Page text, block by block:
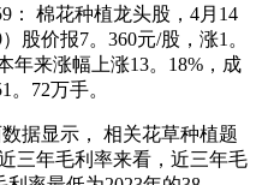
： 棉花种植龙头股，4月14
股价报7。360元/股，涨1。
年来涨幅上涨13。18%，成
72万手。
显示， 相关花草种植题
三年毛利率来看，近三年毛